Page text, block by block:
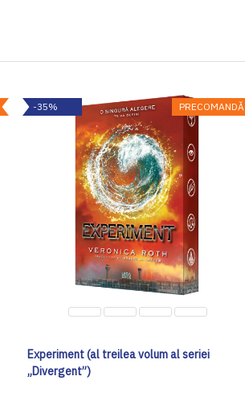
PRECOMANDĂ
-35%
Experiment (al treilea volum al seriei
„Divergent”)